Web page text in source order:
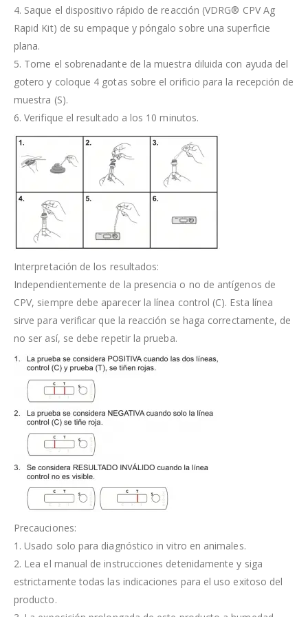
4. Saque el dispositivo rápido de reacción (VDRG® CPV Ag
Rapid Kit) de su empaque y póngalo sobre una superficie
plana.
5. Tome el sobrenadante de la muestra diluida con ayuda del
gotero y coloque 4 gotas sobre el orificio para la recepción de
muestra (S).
6. Verifique el resultado a los 10 minutos.
Interpretación de los resultados:
Independientemente de la presencia o no de antígenos de
CPV, siempre debe aparecer la línea control (C). Esta línea
sirve para verificar que la reacción se haga correctamente, de
no ser así, se debe repetir la prueba.
Precauciones:
1. Usado solo para diagnóstico in vitro en animales.
2. Lea el manual de instrucciones detenidamente y siga
estrictamente todas las indicaciones para el uso exitoso del
producto.